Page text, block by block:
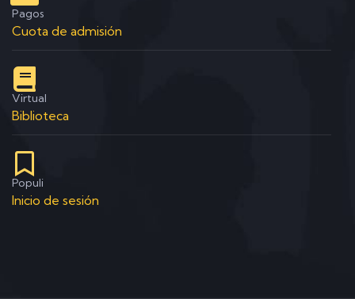
Pagos
Cuota de admisión
Virtual
Biblioteca
Populi
Inicio de sesión